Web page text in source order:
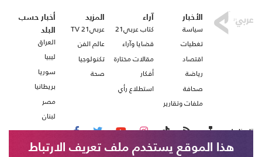
الأخبار
سياسة
تغطيات
اقتصاد
رياضة
صحافة
ملفات وتقارير
آراء
كتاب عربي21
قضايا وآراء
مقالات مختارة
أفكار
استطلاع رأي
المزيد
عربي21 TV
عالم الفن
تكنولوجيا
صحة
أخبار حسب
البلد
العراق
ليبيا
سوريا
بريطانيا
مصر
لبنان
تابعنا على
هذا الموقع يستخدم ملف تعريف الارتباط